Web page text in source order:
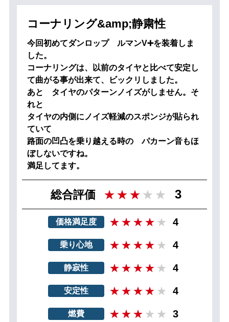
コーナリング&amp;静粛性
今回初めてダンロップ ルマンV➕を装着しま
した。
コーナリングは、以前のタイヤと比べて安定し
て曲がる事が出来て、ビックリしました。
あと タイヤのパターンノイズがしません。そ
れと
タイヤの内側にノイズ軽減のスポンジが貼られ
ていて
路面の凹凸を乗り越える時の パカーン音もほ
ぼしないですね。
満足してます。
総合評価 3
価格満足度 4
乗り心地 4
静寂性 4
安定性 4
燃費 3